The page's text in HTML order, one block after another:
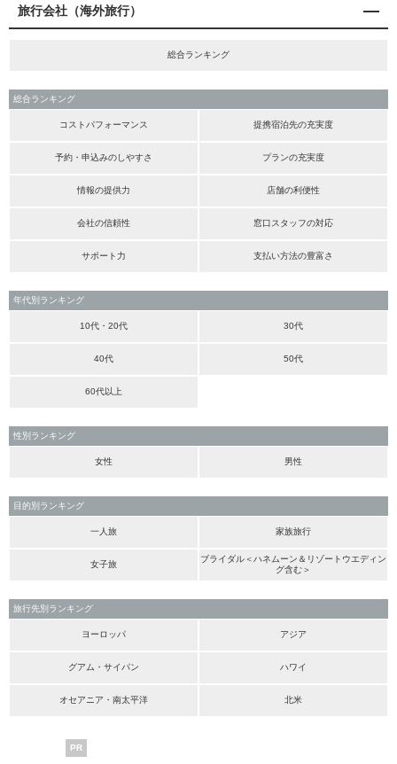
旅行会社（海外旅行）
総合ランキング
総合ランキング
コストパフォーマンス 提携宿泊先の充実度
予約・申込みのしやすさ プランの充実度
情報の提供力 店舗の利便性
会社の信頼性 窓口スタッフの対応
サポート力 支払い方法の豊富さ
年代別ランキング
10代・20代 30代
40代 50代
60代以上
性別ランキング
女性 男性
目的別ランキング
一人旅 家族旅行
女子旅
ブライダル＜ハネムーン＆リゾートウエディン
グ含む＞
旅行先別ランキング
ヨーロッパ アジア
グアム・サイパン ハワイ
オセアニア・南太平洋 北米
PR